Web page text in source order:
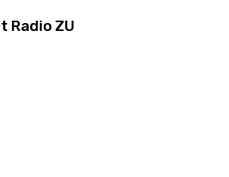
Radio ZU